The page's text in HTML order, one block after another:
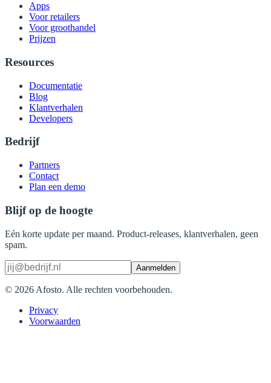
Apps
Voor retailers
Voor groothandel
Prijzen
Resources
Documentatie
Blog
Klantverhalen
Developers
Bedrijf
Partners
Contact
Plan een demo
Blijf op de hoogte
Eén korte update per maand. Product-releases, klantverhalen, geen
spam.
Aanmelden
© 2026 Afosto. Alle rechten voorbehouden.
Privacy
Voorwaarden